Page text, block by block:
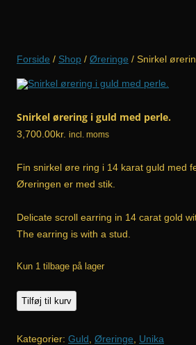
Forside / Shop / Øreringe / Snirkel
Snirkel ørering i guld med perle.
3,700.00kr. incl. moms
Fin snirkel øre ring i 14 karat guld med
Øreringen er med stik.
Delicate scroll earring in 14 carat gold
The earring is with a stud.
Kun 1 tilbage på lager
Snirkel
Tilføj til kurv
Kategorier: Guld Øreringe Unika